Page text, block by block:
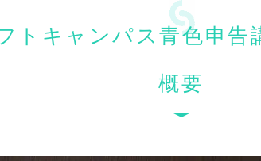
トキャンパス青色申告
概要